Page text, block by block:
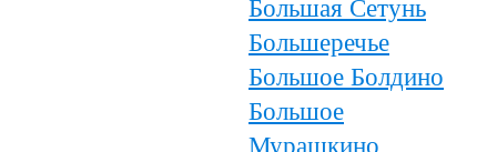
Большая Сетунь
Большеречье
Большое Болдино
Большое
Мурашкино